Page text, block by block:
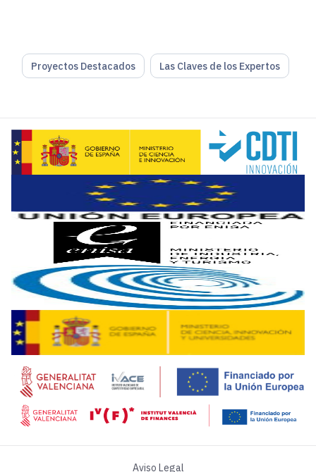
“Desde las instituciones públicas, deberíamos apostar
Xavier Castillo,profesor de Innovación en la
En la actualidad, las medidas de mitigación del cambio
La industria ya no es un tema olvidado, está en la agenda
La sostenibilidad se postula como elarjéde la evolución
Guillermo Dorronsoro,profesor de gestión de la
Proyectos Destacados Las Claves de los Expertos
Aviso Legal